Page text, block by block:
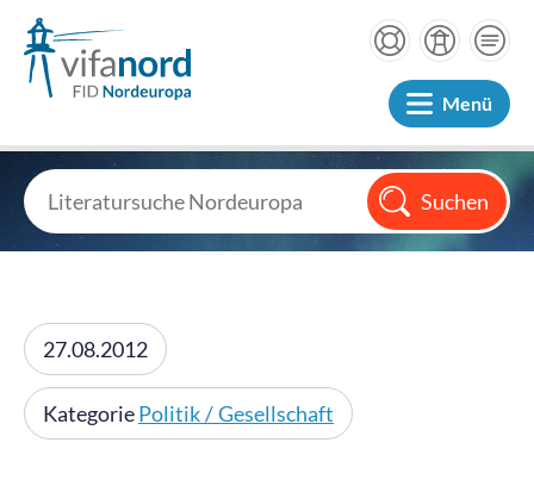
Menü
27.08.2012
KategoriePolitik / Gesellschaft